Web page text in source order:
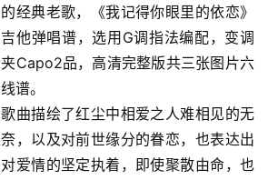
的经典老歌，《我记得你眼里的依恋》
吉他弹唱谱，选用G调指法编配，变调
夹Capo2品，高清完整版共三张图片六
线谱。
歌曲描绘了红尘中相爱之人难相见的无
奈，以及对前世缘分的眷恋，也表达出
对爱情的坚定执着，即使聚散由命，也